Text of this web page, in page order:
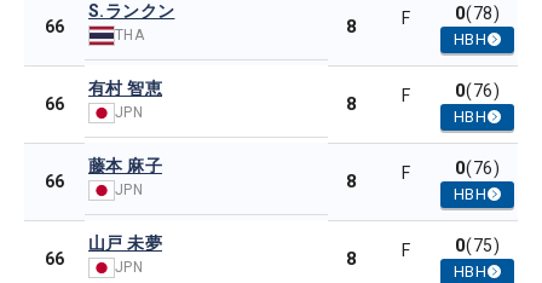
66
S.ランクン
THA 8 F 0(78)
HBH
66
有村 智恵
JPN 8 F 0(76)
HBH
66
藤本 麻子
JPN 8 F 0(76)
HBH
66
山戸 未夢
JPN 8 F 0(75)
HBH